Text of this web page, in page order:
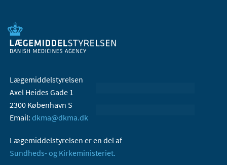
Lægemiddelstyrelsen
Axel Heides Gade 1
2300 København S
Email: dkma@dkma.dk
Lægemiddelstyrelsen er en del af
Sundheds- og Kirkeministeriet.